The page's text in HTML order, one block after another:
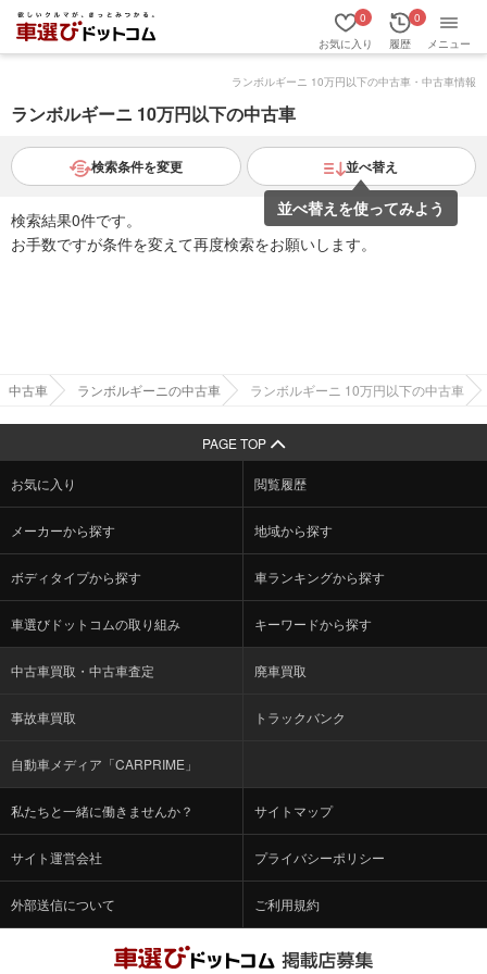
お気に入り
0
履歴
0
メニュー
ランボルギーニ 10万円以下の中古車・中古車情報
ランボルギーニ 10万円以下の中古車
検索条件を変更 並べ替え
並べ替えを使ってみよう
検索結果0件です。
お手数ですが条件を変えて再度検索をお願いします。
中古車 ランボルギーニの中古車 ランボルギーニ 10万円以下の中古車
PAGE TOP
お気に入り 閲覧履歴
メーカーから探す 地域から探す
ボディタイプから探す 車ランキングから探す
車選びドットコムの取り組み キーワードから探す
中古車買取・中古車査定 廃車買取
事故車買取 トラックバンク
自動車メディア「CARPRIME」
私たちと一緒に働きませんか？ サイトマップ
サイト運営会社 プライバシーポリシー
外部送信について ご利用規約